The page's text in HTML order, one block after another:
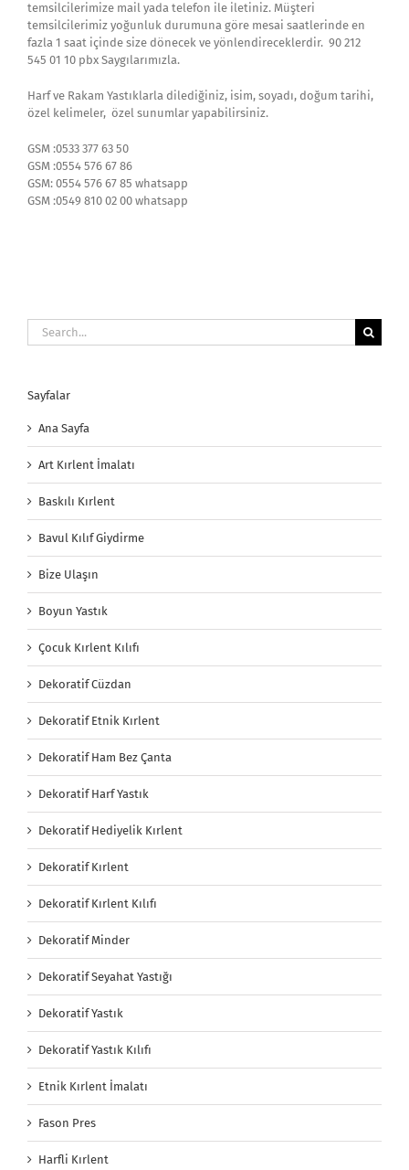
temsilcilerimize mail yada telefon ile iletiniz. Müşteri
temsilcilerimiz yoğunluk durumuna göre mesai saatlerinde en
fazla 1 saat içinde size dönecek ve yönlendireceklerdir. 90 212
545 01 10 pbx Saygılarımızla.
Harf ve Rakam Yastıklarla dilediğiniz, isim, soyadı, doğum tarihi,
özel kelimeler, özel sunumlar yapabilirsiniz.
GSM :0533 377 63 50
GSM :0554 576 67 86
GSM: 0554 576 67 85 whatsapp
GSM :0549 810 02 00 whatsapp
Search
for:
Sayfalar
Ana Sayfa
Art Kırlent İmalatı
Baskılı Kırlent
Bavul Kılıf Giydirme
Bize Ulaşın
Boyun Yastık
Çocuk Kırlent Kılıfı
Dekoratif Cüzdan
Dekoratif Etnik Kırlent
Dekoratif Ham Bez Çanta
Dekoratif Harf Yastık
Dekoratif Hediyelik Kırlent
Dekoratif Kırlent
Dekoratif Kırlent Kılıfı
Dekoratif Minder
Dekoratif Seyahat Yastığı
Dekoratif Yastık
Dekoratif Yastık Kılıfı
Etnik Kırlent İmalatı
Fason Pres
Harfli Kırlent